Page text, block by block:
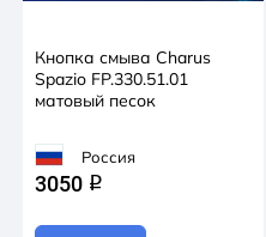
Кнопка смыва Charus
Spazio FP.330.51.01
матовый песок
Россия
3050 q